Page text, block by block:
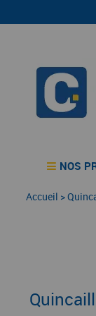
NOS
Accueil >